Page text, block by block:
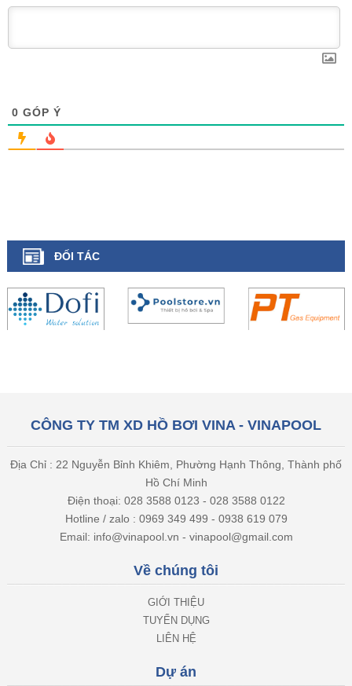
0 GÓP Ý
ĐỐI TÁC
CÔNG TY TM XD HỒ BƠI VINA - VINAPOOL
Địa Chỉ : 22 Nguyễn Bỉnh Khiêm, Phường Hạnh Thông, Thành phố
Hồ Chí Minh
Điện thoại: 028 3588 0123 - 028 3588 0122
Hotline / zalo : 0969 349 499 - 0938 619 079
Email: info@vinapool.vn - vinapool@gmail.com
Về chúng tôi
GIỚI THIỆU
TUYỂN DỤNG
LIÊN HỆ
Dự án